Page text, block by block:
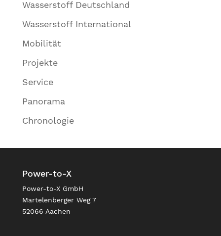
Wasserstoff Deutschland
Wasserstoff International
Mobilität
Projekte
Service
Panorama
Chronologie
Power-to-X
Power-to-X GmbH
Martelenberger Weg 7
52066 Aachen